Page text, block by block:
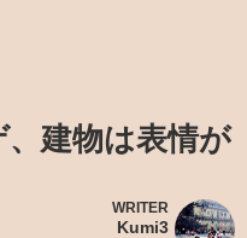
建物は表情が
WRITER
Kumi3